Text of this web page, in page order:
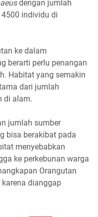
dengan jumlah
individu di
ke dalam
berarti perlu penangan
Habitat yang semakin
dari jumlah
di alam.
jumlah sumber
bisa berakibat pada
menyebabkan
ke perkebunan warga
Orangutan
dianggap